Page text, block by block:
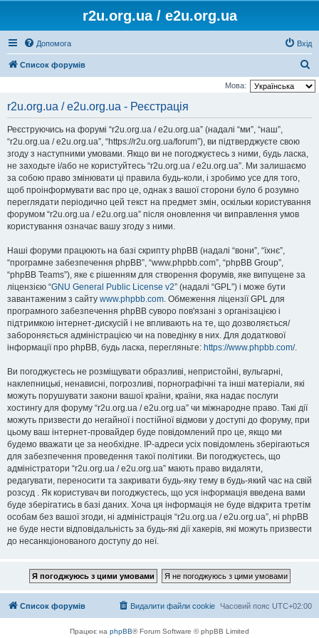
r2u.org.ua / e2u.org.ua
Допомога Вхід
Список форумів
о
Мова:
r2u.org.ua / e2u.org.ua - Реєстрація
Реєструючись на форумі “r2u.org.ua / e2u.org.ua” (надалі “ми”, “наш”,
“r2u.org.ua / e2u.org.ua”, “https://r2u.org.ua/forum”), ви підтверджуєте свою
згоду з наступними умовами. Якщо ви не погоджуєтесь з ними, будь ласка,
не заходьте і/або не користуйтесь “r2u.org.ua / e2u.org.ua”. Ми залишаємо
за собою право змінювати ці правила будь-коли, і зробимо усе для того,
щоб проінформувати вас про це, однак з вашої сторони було б розумно
переглядати періодично цей текст на предмет змін, оскільки користування
форумом “r2u.org.ua / e2u.org.ua” після оновлення чи виправлення умов
користування означає вашу згоду з ними.
Наші форуми працюють на базі скрипту phpBB (надалі “вони”, “їхнє”,
“програмне забезпечення phpBB”, “www.phpbb.com”, “phpBB Group”,
“phpBB Teams”), яке є рішенням для створення форумів, яке випущене за
ліцензією “GNU General Public License v2” (надалі “GPL”) і може бути
завантаженим з сайту www.phpbb.com. Обмеження ліцензії GPL для
програмного забезпечення phpBB суворо пов'язані з організацією і
підтримкою інтернет-дискусій і не впливають на те, що дозволяється/
забороняється адміністрацією чи на поведінку в них. Для додаткової
інформації про phpBB, будь ласка, перегляньте: https://www.phpbb.com/.
Ви погоджуєтесь не розміщувати образливі, непристойні, вульгарні,
наклепницькі, ненависні, погрозливі, порнографічні та інші матеріали, які
можуть порушувати закони вашої країни, країни, яка надає послуги
хостингу для форуму “r2u.org.ua / e2u.org.ua” чи міжнародне право. Такі дії
можуть призвести до негайної і постійної відмови у доступі до форуму, при
цьому ваш інтернет-провайдер буде повідомлений про це, якщо ми
будемо вважати це за необхідне. IP-адреси усіх повідомлень зберігаються
для забезпечення проведення такої політики. Ви погоджуєтесь, що
адміністратори “r2u.org.ua / e2u.org.ua” мають право видаляти,
редагувати, переносити та закривати будь-яку тему в будь-який час на свій
розсуд . Як користувач ви погоджуєтесь, що уся інформація введена вами
буде зберігатись в базі даних. Хоча ця інформація не буде відкрита третім
особам без вашої згоди, ні адміністрація “r2u.org.ua / e2u.org.ua”, ні phpBB
не буде нести відповідальність за будь-які дії хакерів, які можуть призвести
до несанкціонованого доступу до неї.
Список форумів Часовий пояс UTC+02:00
Видалити файли cookie
Працює на phpBB® Forum Software © phpBB Limited